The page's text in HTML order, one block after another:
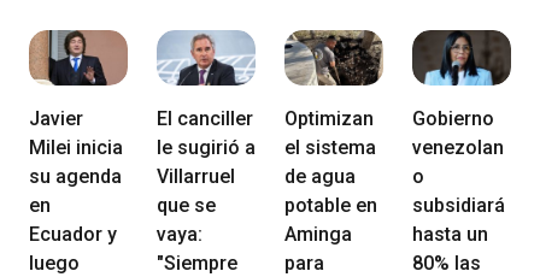
Javier
Milei inicia
su agenda
en
Ecuador y
luego
El canciller
le sugirió a
Villarruel
que se
vaya:
"Siempre
Optimizan
el sistema
de agua
potable en
Aminga
para
Gobierno
venezolan
o
subsidiará
hasta un
80% las